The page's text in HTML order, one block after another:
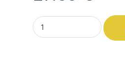
TAP BATHROOM